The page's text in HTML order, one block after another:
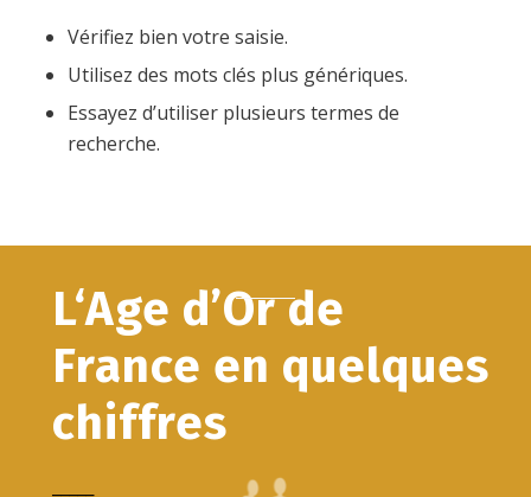
Vérifiez bien votre saisie.
Utilisez des mots clés plus génériques.
Essayez d’utiliser plusieurs termes de
recherche.
L‘Age d’Or de
France en quelques
chiffres